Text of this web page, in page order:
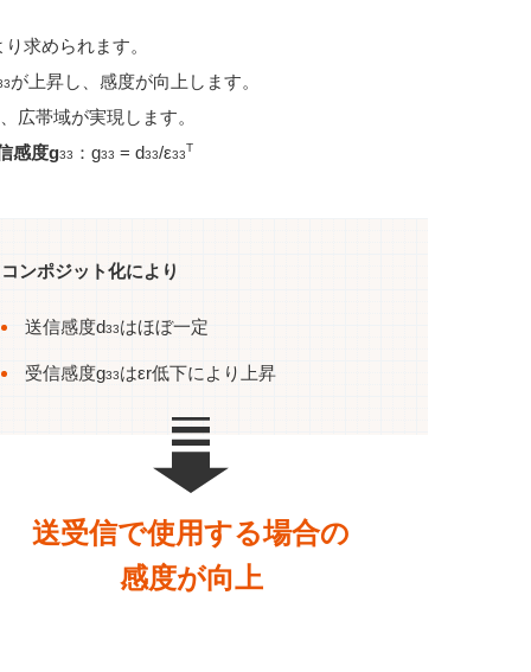
求められます。
が上昇し、感度が向上します。
広帯域が実現します。
感度g33 ：g33 = d33/ε33
T
コンポジット化により
送信感度d33はほぼ一定
受信感度g33はεr低下により上昇
送受信で使用する場合の
感度が向上